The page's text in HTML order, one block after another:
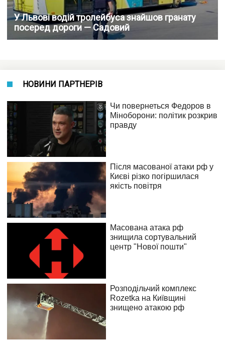
У Львові водій тролейбуса знайшов гранату
посеред дороги — Садовий
НОВИНИ ПАРТНЕРІВ